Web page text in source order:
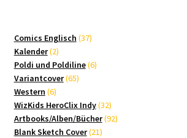
Comics Englisch 3737
Kalender 22
Produkte
Poldi und Poldiline 66
Variantcover 6565
Western 66
Produkte
WizKids HeroClix Indy 3232
Produkte
Artbooks/Alben/Bücher 9292
Blank Sketch Cover 2121